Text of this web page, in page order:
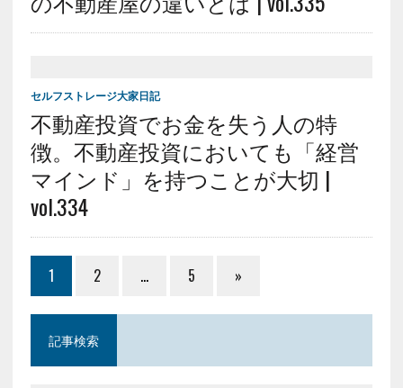
セルフストレージ大家日記
不動産投資でお金を失う人の特
徴。不動産投資においても「経営
マインド」を持つことが大切 |
vol.334
1 2 … 5 »
記事検索